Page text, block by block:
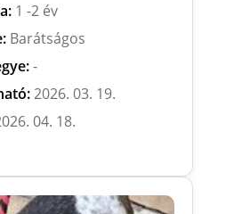
1 -2 év
Barátságos
-
2026. 03. 19.
04. 18.